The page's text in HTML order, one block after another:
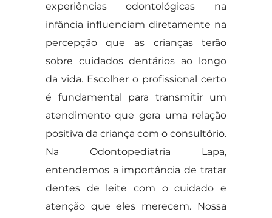
experiências odontológicas na
infância influenciam diretamente na
percepção que as crianças terão
sobre cuidados dentários ao longo
da vida. Escolher o profissional certo
é fundamental para transmitir um
atendimento que gera uma relação
positiva da criança com o consultório.
Na Odontopediatria Lapa,
entendemos a importância de tratar
dentes de leite com o cuidado e
atenção que eles merecem. Nossa